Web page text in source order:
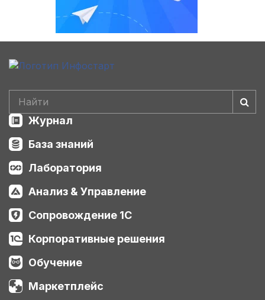
Журнал
База знаний
Лаборатория
Анализ & Управление
Сопровождение 1С
Корпоративные решения
Обучение
Маркетплейс